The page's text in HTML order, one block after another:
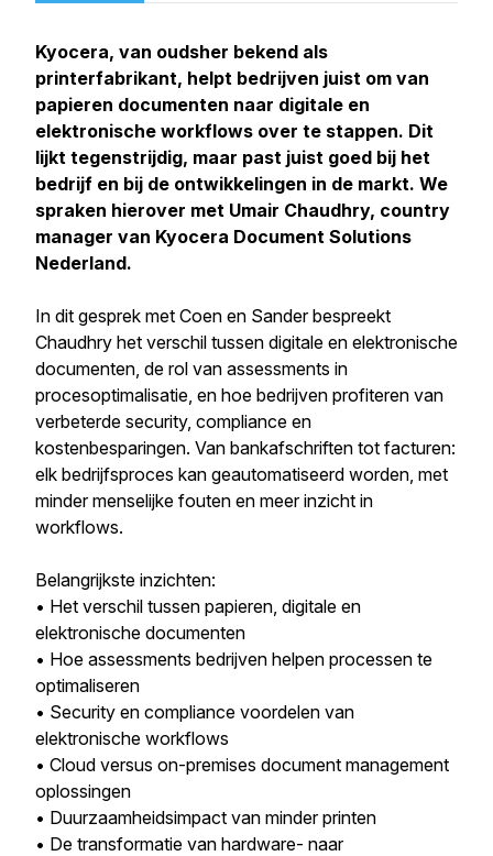
Kyocera, van oudsher bekend als
printerfabrikant, helpt bedrijven juist om van
papieren documenten naar digitale en
elektronische workflows over te stappen. Dit
lijkt tegenstrijdig, maar past juist goed bij het
bedrijf en bij de ontwikkelingen in de markt. We
spraken hierover met Umair Chaudhry, country
manager van Kyocera Document Solutions
Nederland.
In dit gesprek met Coen en Sander bespreekt
Chaudhry het verschil tussen digitale en elektronische
documenten, de rol van assessments in
procesoptimalisatie, en hoe bedrijven profiteren van
verbeterde security, compliance en
kostenbesparingen. Van bankafschriften tot facturen:
elk bedrijfsproces kan geautomatiseerd worden, met
minder menselijke fouten en meer inzicht in
workflows.
Belangrijkste inzichten:
• Het verschil tussen papieren, digitale en
elektronische documenten
• Hoe assessments bedrijven helpen processen te
optimaliseren
• Security en compliance voordelen van
elektronische workflows
• Cloud versus on-premises document management
oplossingen
• Duurzaamheidsimpact van minder printen
• De transformatie van hardware- naar